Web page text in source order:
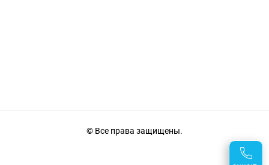
© Все права защищены.